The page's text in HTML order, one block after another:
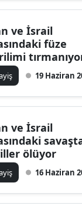
ve İsrail
füze
19 Haziran
ve İsrail
ölüyor
16 Haziran